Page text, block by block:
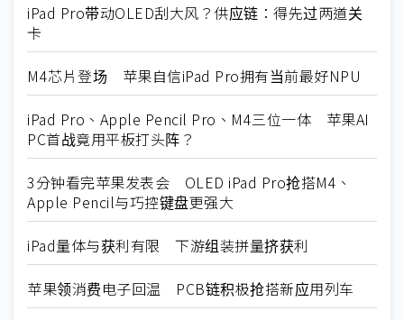
iPad Pro带动OLED刮大风？供应链：得先过两道关
卡
M4芯片登场 苹果自信iPad Pro拥有当前最好NPU
iPad Pro、Apple Pencil Pro、M4三位一体 苹果AI
PC首战竟用平板打头阵？
3分钟看完苹果发表会 OLED iPad Pro抢搭M4、
Apple Pencil与巧控键盘更强大
iPad量体与获利有限 下游组装拼量挤获利
苹果领消费电子回温 PCB链积极抢搭新应用列车